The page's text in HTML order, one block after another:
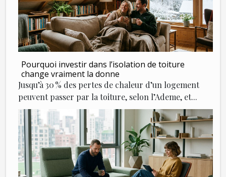
Pourquoi investir dans l’isolation de toiture
change vraiment la donne
Jusqu’à 30 % des pertes de chaleur d’un logement
peuvent passer par la toiture, selon l’Ademe, et...